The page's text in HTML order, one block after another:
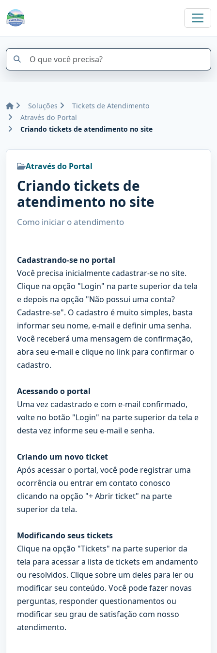
Soluções
Tickets de Atendimento
Através do Portal
Criando tickets de atendimento no site
Através do Portal
Criando tickets de
atendimento no site
Como iniciar o atendimento
Cadastrando-se no portal
Você precisa inicialmente cadastrar-se no site.
Clique na opção "Login" na parte superior da tela
e depois na opção "Não possui uma conta?
Cadastre-se". O cadastro é muito simples, basta
informar seu nome, e-mail e definir uma senha.
Você receberá uma mensagem de confirmação,
abra seu e-mail e clique no link para confirmar o
cadastro.
Acessando o portal
Uma vez cadastrado e com e-mail confirmado,
volte no botão "Login" na parte superior da tela e
desta vez informe seu e-mail e senha.
Criando um novo ticket
Após acessar o portal, você pode registrar uma
ocorrência ou entrar em contato conosco
clicando na opção "+ Abrir ticket" na parte
superior da tela.
Modificando seus tickets
Clique na opção "Tickets" na parte superior da
tela para acessar a lista de tickets em andamento
ou resolvidos. Clique sobre um deles para ler ou
modificar seu conteúdo. Você pode fazer novas
perguntas, responder questionamentos ou
modificar seu grau de satisfação com nosso
atendimento.